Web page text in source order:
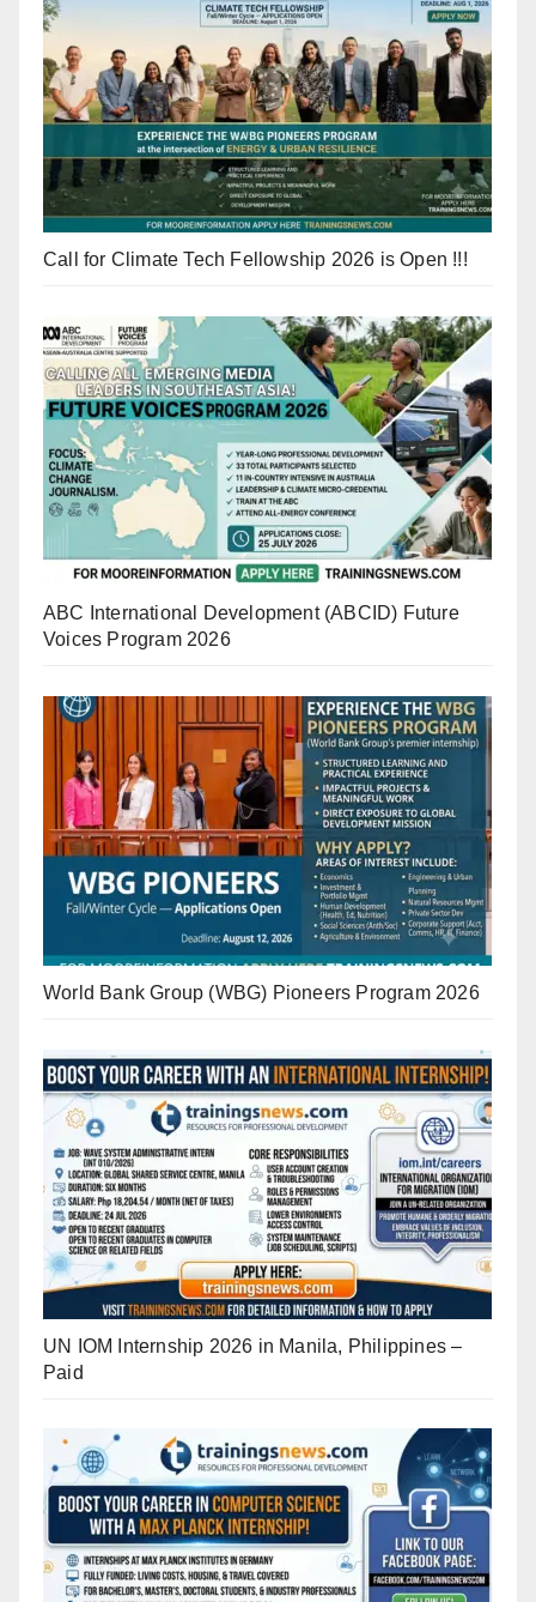
Call for Climate Tech Fellowship 2026 is Open !!!
ABC International Development (ABCID) Future
Voices Program 2026
World Bank Group (WBG) Pioneers Program 2026
UN IOM Internship 2026 in Manila, Philippines –
Paid